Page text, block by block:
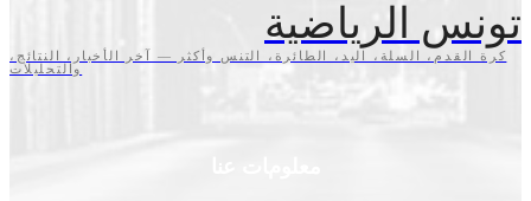
الرياضية
السلة، اليد، الطائرة، التنس وأكثر — آخر الأخبار، النتائج،
والتحليلات